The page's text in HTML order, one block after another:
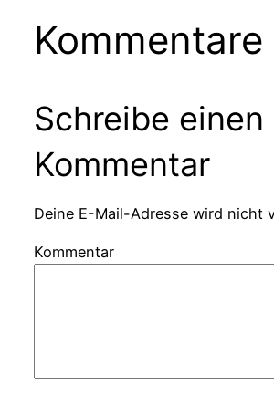
Kommentare
Schreibe einen
Kommentar
Deine E-Mail-Adresse wird nicht
Kommentar